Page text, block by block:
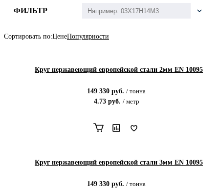
ФИЛЬТР
Сортировать по:ЦенеПопулярности
Круг нержавеющий европейской стали 2мм EN 10095
149 330 руб. / тонна
4.73руб. / метр
Круг нержавеющий европейской стали 3мм EN 10095
149 330 руб. / тонна